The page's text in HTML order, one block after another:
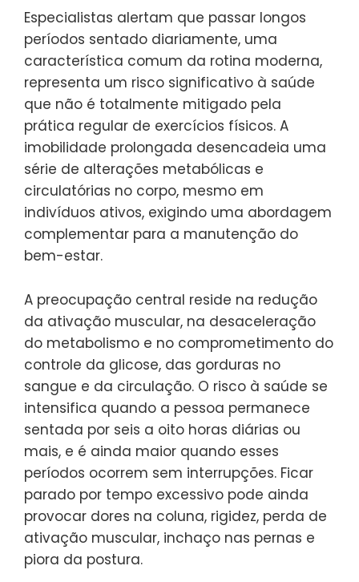
Especialistas alertam que passar longos
períodos sentado diariamente, uma
característica comum da rotina moderna,
representa um risco significativo à saúde
que não é totalmente mitigado pela
prática regular de exercícios físicos. A
imobilidade prolongada desencadeia uma
série de alterações metabólicas e
circulatórias no corpo, mesmo em
indivíduos ativos, exigindo uma abordagem
complementar para a manutenção do
bem-estar.
A preocupação central reside na redução
da ativação muscular, na desaceleração
do metabolismo e no comprometimento do
controle da glicose, das gorduras no
sangue e da circulação. O risco à saúde se
intensifica quando a pessoa permanece
sentada por seis a oito horas diárias ou
mais, e é ainda maior quando esses
períodos ocorrem sem interrupções. Ficar
parado por tempo excessivo pode ainda
provocar dores na coluna, rigidez, perda de
ativação muscular, inchaço nas pernas e
piora da postura.